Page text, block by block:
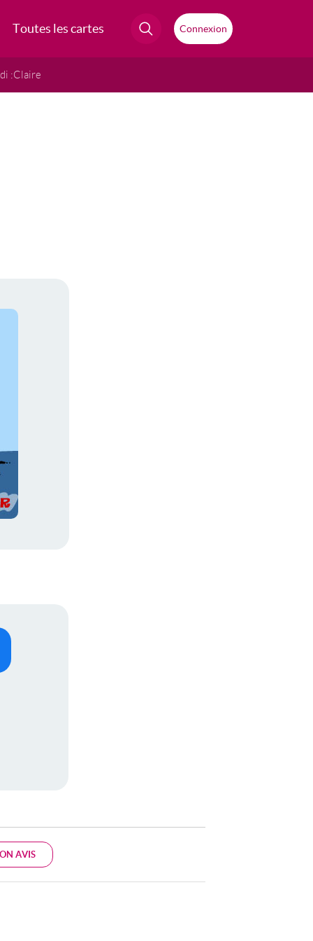
Toutes les cartes Connexion
:Claire
AVIS